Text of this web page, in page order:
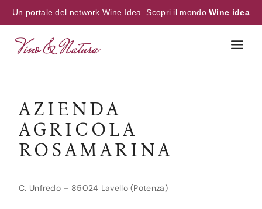
Un portale del network Wine Idea. Scopri il mondoWine idea
AZIENDA
AGRICOLA
ROSAMARINA
C. Unfredo – 85024 Lavello (Potenza)